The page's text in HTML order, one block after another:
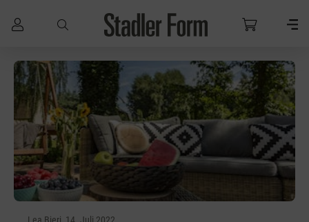
Zum Hauptinhalt springen